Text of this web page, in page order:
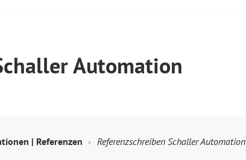
Automation
| Referenzen Referenzschreiben Schaller Automation